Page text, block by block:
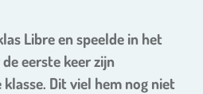
Libre en speelde in het
eerste keer zijn
Dit viel hem nog niet